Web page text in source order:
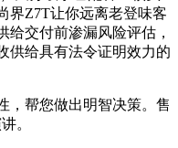
界Z7T让你远离老登味客
给交付前渗漏风险评估，
供给具有法令证明效力的
帮您做出明智决策。售
。